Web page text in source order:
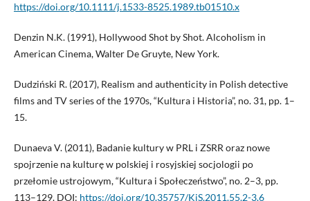
https://doi.org/10.1111/j.1533-8525.1989.tb01510.x
Denzin N.K. (1991), Hollywood Shot by Shot. Alcoholism in
American Cinema, Walter De Gruyte, New York.
Dudziński R. (2017), Realism and authenticity in Polish detective
films and TV series of the 1970s, “Kultura i Historia”, no. 31, pp. 1–
15.
Dunaeva V. (2011), Badanie kultury w PRL i ZSRR oraz nowe
spojrzenie na kulturę w polskiej i rosyjskiej socjologii po
przełomie ustrojowym, “Kultura i Społeczeństwo”, no. 2–3, pp.
113–129. DOI: https://doi.org/10.35757/KiS.2011.55.2-3.6